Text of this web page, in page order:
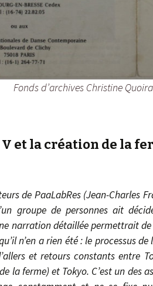
Fonds d’archives Christine
V et la création de la
de PaaLabRes (Jean-
groupe de personnes ait
narration détaillée permettrait de
n’en a rien été : le processus
et retours constants entre
la ferme) et Tokyo. C’est un des